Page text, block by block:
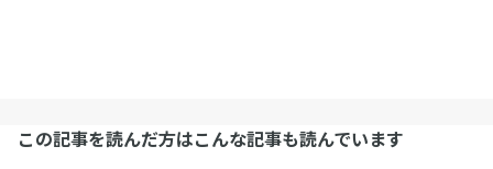
この記事を読んだ方はこんな記事も読んでいます